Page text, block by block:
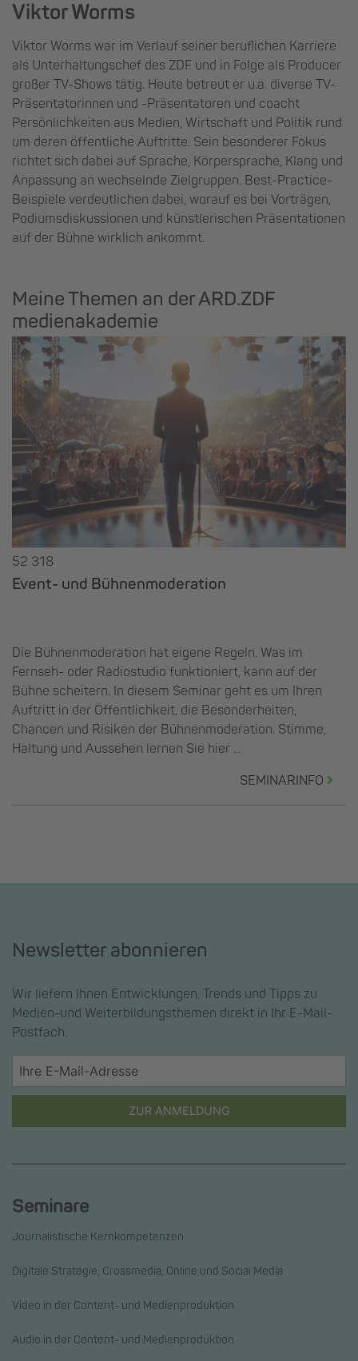
Viktor Worms
Viktor Worms war im Verlauf seiner beruflichen Karriere
als Unterhaltungschef des ZDF und in Folge als Producer
großer TV-Shows tätig. Heute betreut er u.a. diverse TV-
Präsentatorinnen und -Präsentatoren und coacht
Persönlichkeiten aus Medien, Wirtschaft und Politik rund
um deren öffentliche Auftritte. Sein besonderer Fokus
richtet sich dabei auf Sprache, Körpersprache, Klang und
Anpassung an wechselnde Zielgruppen. Best-Practice-
Beispiele verdeutlichen dabei, worauf es bei Vorträgen,
Podiumsdiskussionen und künstlerischen Präsentationen
auf der Bühne wirklich ankommt.
Meine Themen an der ARD.ZDF
medienakademie
52 318
Event- und Bühnenmoderation
Die Bühnenmoderation hat eigene Regeln. Was im
Fernseh- oder Radiostudio funktioniert, kann auf der
Bühne scheitern. In diesem Seminar geht es um Ihren
Auftritt in der Öffentlichkeit, die Besonderheiten,
Chancen und Risiken der Bühnenmoderation. Stimme,
Haltung und Aussehen lernen Sie hier ...
SEMINARINFO
Newsletter abonnieren
Wir liefern Ihnen Entwicklungen, Trends und Tipps zu
Medien-und Weiterbildungsthemen direkt in Ihr E-Mail-
Postfach.
ZUR ANMELDUNG
Seminare
Journalistische Kernkompetenzen
Digitale Strategie, Crossmedia, Online und Social Media
Video in der Content- und Medienproduktion
Audio in der Content- und Medienproduktion